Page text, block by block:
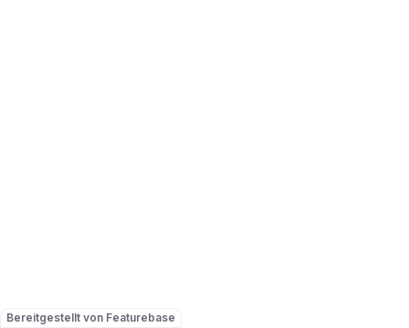
Bereitgestellt von Featurebase